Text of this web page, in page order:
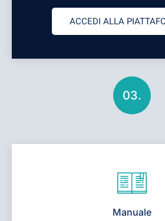
ACCEDI ALLA
03.
Manuale